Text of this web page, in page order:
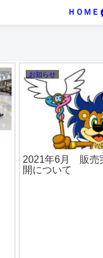
ＨＯＭＥ
LOB部の活動
2018年6月
レンジステーショ